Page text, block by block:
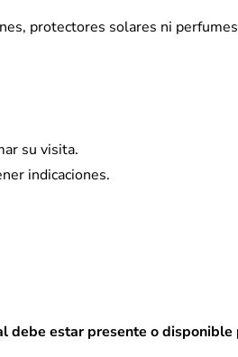
protectores solares ni
su visita.
indicaciones.
debe estar presente o